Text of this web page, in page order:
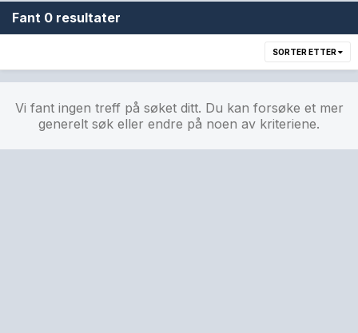
Fant 0 resultater
SORTER ETTER
Vi fant ingen treff på søket ditt. Du kan forsøke et mer
generelt søk eller endre på noen av kriteriene.